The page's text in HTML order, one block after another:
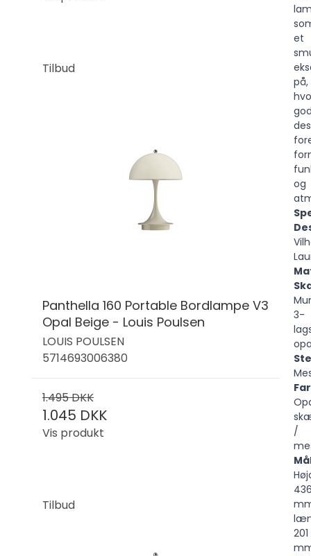
Tilbud
Panthella 160 Portable Bordlampe V3
Opal Beige - Louis Poulsen
LOUIS POULSEN
5714693006380
1.495 DKK
1.045 DKK
Vis produkt
Tilbud
et
på,
og
3-
/
201